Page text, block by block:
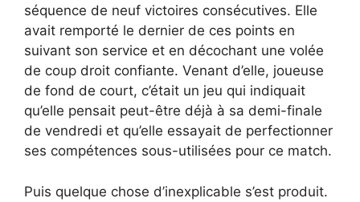
séquence de neuf victoires consécutives. Elle
avait remporté le dernier de ces points en
suivant son service et en décochant une volée
de coup droit confiante. Venant d’elle, joueuse
de fond de court, c’était un jeu qui indiquait
qu’elle pensait peut-être déjà à sa demi-finale
de vendredi et qu’elle essayait de perfectionner
ses compétences sous-utilisées pour ce match.
Puis quelque chose d’inexplicable s’est produit.